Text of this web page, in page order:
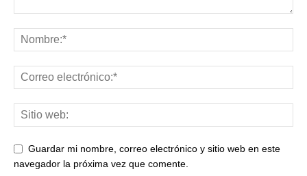
Guardar mi nombre, correo electrónico y sitio web en este
navegador la próxima vez que comente.